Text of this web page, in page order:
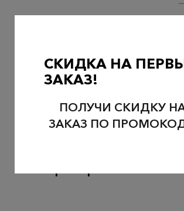
СКИДКА НА
ЗАКАЗ!
ПОЛУЧИ СКИДКУ
ЗАКАЗ ПО